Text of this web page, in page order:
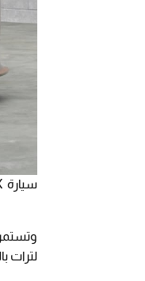
سيارة Carbonado Damask X - المصدر: حساب mansory - على منصة instagram
لترات